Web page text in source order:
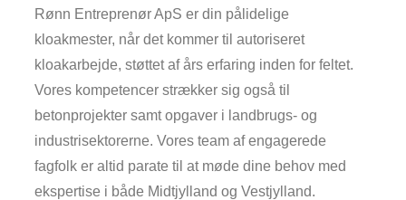
Rønn Entreprenør ApS er din pålidelige
kloakmester, når det kommer til autoriseret
kloakarbejde, støttet af års erfaring inden for feltet.
Vores kompetencer strækker sig også til
betonprojekter samt opgaver i landbrugs- og
industrisektorerne. Vores team af engagerede
fagfolk er altid parate til at møde dine behov med
ekspertise i både Midtjylland og Vestjylland.